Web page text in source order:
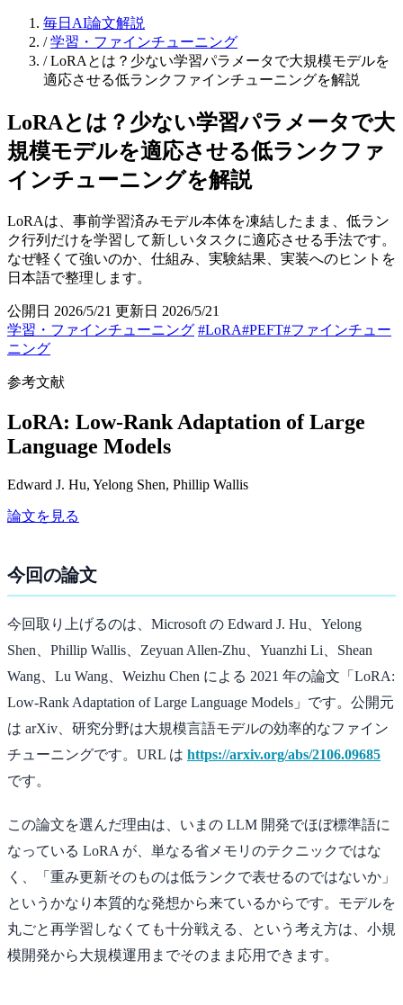
毎日AI論文解説
/ 学習・ファインチューニング
/ LoRAとは？少ない学習パラメータで大規模モデルを
適応させる低ランクファインチューニングを解説
LoRAとは？少ない学習パラメータで大
規模モデルを適応させる低ランクファ
インチューニングを解説
LoRAは、事前学習済みモデル本体を凍結したまま、低ラン
ク行列だけを学習して新しいタスクに適応させる手法です。
なぜ軽くて強いのか、仕組み、実験結果、実装へのヒントを
日本語で整理します。
公開日 2026/5/21 更新日 2026/5/21
学習・ファインチューニング #LoRA#PEFT#ファインチュー
ニング
参考文献
LoRA: Low-Rank Adaptation of Large
Language Models
Edward J. Hu, Yelong Shen, Phillip Wallis
論文を見る
今回の論文
今回取り上げるのは、Microsoft の Edward J. Hu、Yelong
Shen、Phillip Wallis、Zeyuan Allen-Zhu、Yuanzhi Li、Shean
Wang、Lu Wang、Weizhu Chen による 2021 年の論文「LoRA:
Low-Rank Adaptation of Large Language Models」です。公開元
は arXiv、研究分野は大規模言語モデルの効率的なファイン
チューニングです。URL は https://arxiv.org/abs/2106.09685
です。
この論文を選んだ理由は、いまの LLM 開発でほぼ標準語に
なっている LoRA が、単なる省メモリのテクニックではな
く、「重み更新そのものは低ランクで表せるのではないか」
というかなり本質的な発想から来ているからです。モデルを
丸ごと再学習しなくても十分戦える、という考え方は、小規
模開発から大規模運用までそのまま応用できます。